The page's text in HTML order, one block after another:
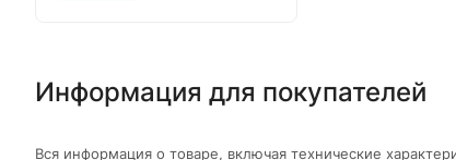
Информация для покупателей
Вся информация о товаре, включая технические